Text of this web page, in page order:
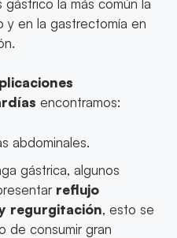
y en la gastrectomía en
encontramos:
abdominales.
gástrica, algunos
reflujo
regurgitación, esto se
de consumir gran